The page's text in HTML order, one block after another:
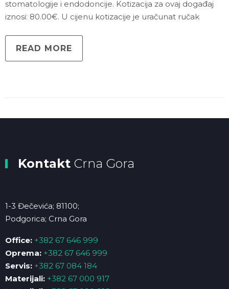
stomatologije i endodoncije. Kotizacija za ovaj događaj
iznosi: 80.00€. U cijenu kotizacije je uračunat ručak
READ MORE
Kontakt Crna Gora
1-3 Đečevića; 81100;
Podgorica; Crna Gora
Office: +382 67 646 999
Oprema: +382 67 646 999
Servis: +382 67 084 184
Materijali: +382 67 000 917